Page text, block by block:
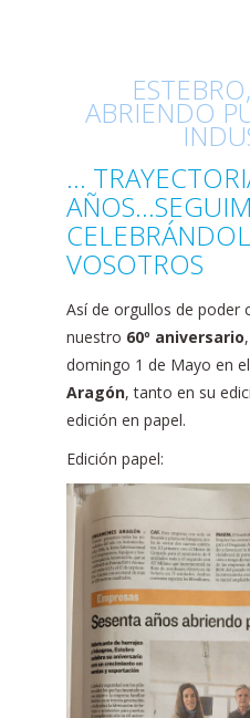
ABRIENDO
…
VOSOTROS
Así de orgullos de poder
nuestro 60º aniversario
domingo 1 de Mayo en el
Aragón, tanto en su
edición en papel.
Edición papel: